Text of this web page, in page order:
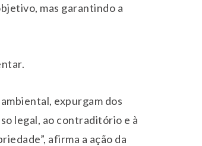
mas garantindo a
expurgam dos
legal, ao contraditório e à
afirma a ação da